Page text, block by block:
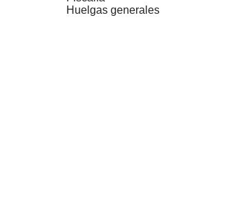
Huelgas generales